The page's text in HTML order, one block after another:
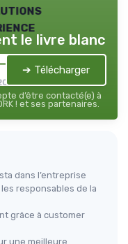
le livre blanc
➔ Télécharger
d’être contacté(e) à
! et ses partenaires.
dans l’entreprise
responsables de la
grâce à customer
une meilleure